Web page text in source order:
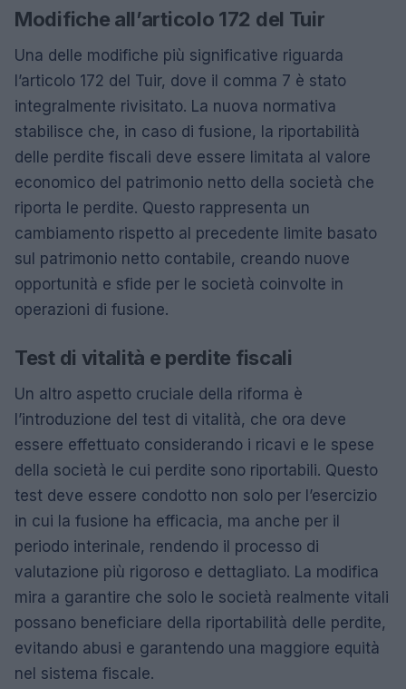
Modifiche all’articolo 172 del Tuir
Una delle modifiche più significative riguarda
l’articolo 172 del Tuir, dove il comma 7 è stato
integralmente rivisitato. La nuova normativa
stabilisce che, in caso di fusione, la riportabilità
delle perdite fiscali deve essere limitata al valore
economico del patrimonio netto della società che
riporta le perdite. Questo rappresenta un
cambiamento rispetto al precedente limite basato
sul patrimonio netto contabile, creando nuove
opportunità e sfide per le società coinvolte in
operazioni di fusione.
Test di vitalità e perdite fiscali
Un altro aspetto cruciale della riforma è
l’introduzione del test di vitalità, che ora deve
essere effettuato considerando i ricavi e le spese
della società le cui perdite sono riportabili. Questo
test deve essere condotto non solo per l’esercizio
in cui la fusione ha efficacia, ma anche per il
periodo interinale, rendendo il processo di
valutazione più rigoroso e dettagliato. La modifica
mira a garantire che solo le società realmente vitali
possano beneficiare della riportabilità delle perdite,
evitando abusi e garantendo una maggiore equità
nel sistema fiscale.